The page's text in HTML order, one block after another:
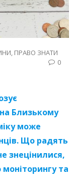
, ПРАВО ЗНАТИ
0
Близькому
може
Що радять
знецінилися,
та